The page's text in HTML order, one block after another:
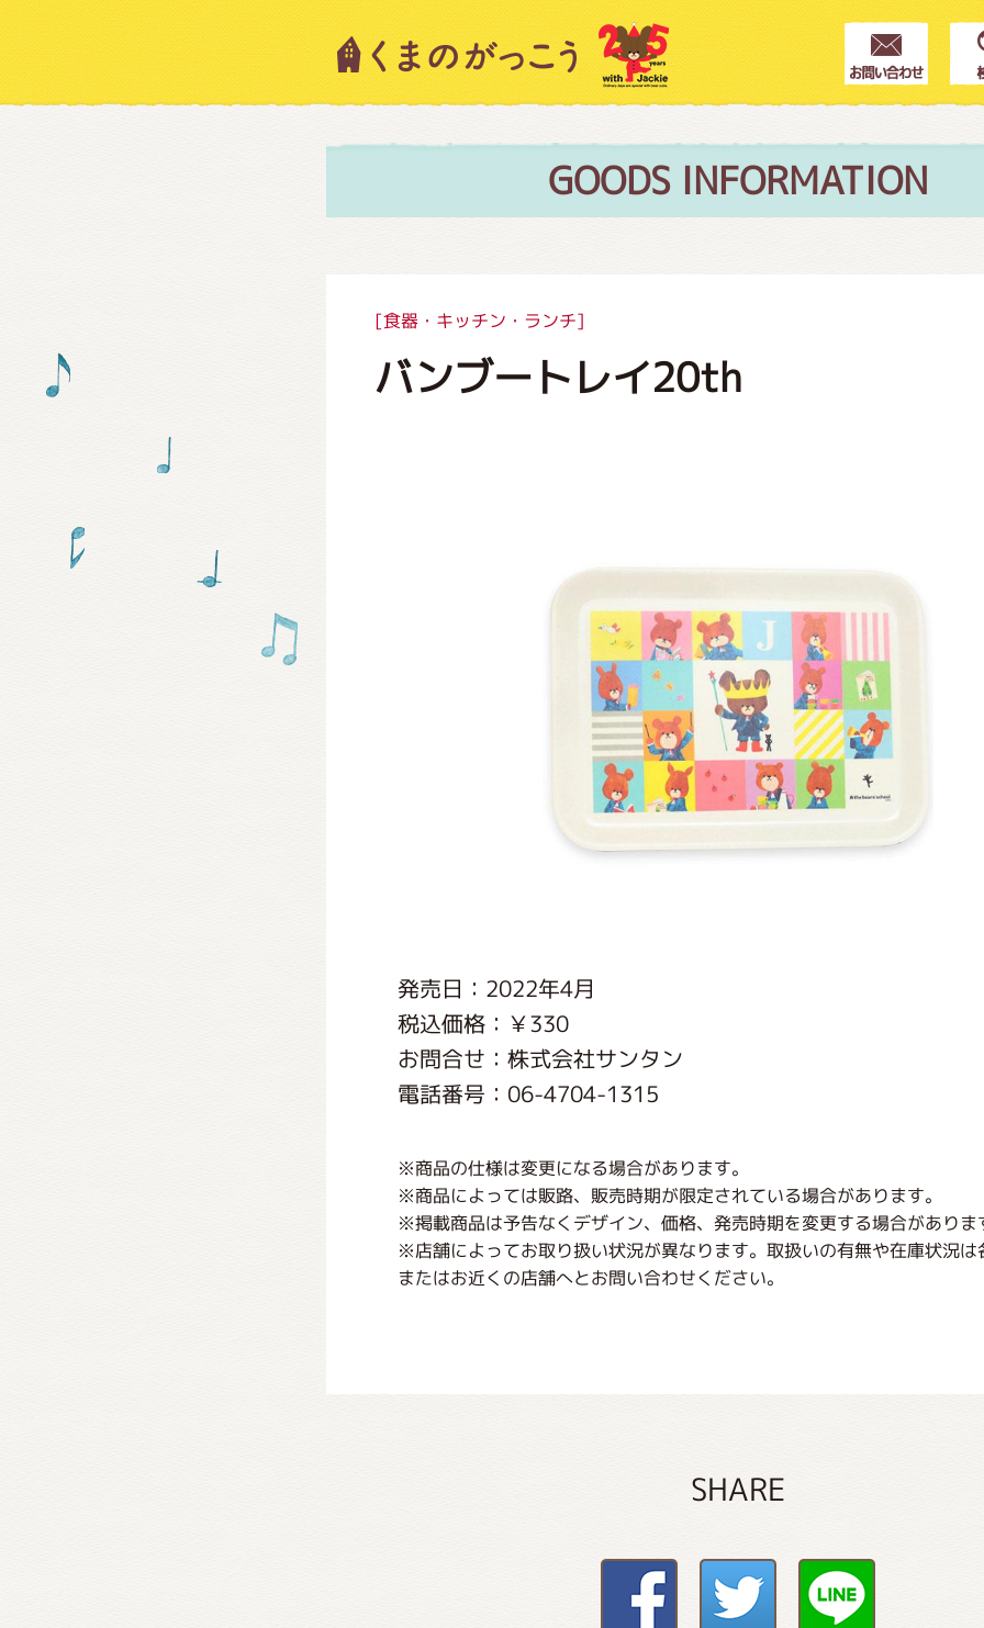
GOODS INFORMATION
[食器・キッチン・ランチ]
バンブートレイ20th
発売日：2022年4月
税込価格：￥330
お問合せ：株式会社サンタン
電話番号：06-4704-1315
※商品の仕様は変更になる場合があります。
※商品によっては販路、販売時期が限定されている場合があります。
※掲載商品は予告なくデザイン、価格、発売時期を変更する場合がありま
※店舗によってお取り扱い状況が異なります。取扱いの有無や在庫状況は
またはお近くの店舗へとお問い合わせください。
SHARE
キャラクター紹介
絵本・作家紹介
グッズインフォメーション
ミュージカル・コンサート
おたのしみコンテンツ(クイズ・AR・診断・占
くまのがっこう しょくいんしつ
くまのがっこう 家庭科部